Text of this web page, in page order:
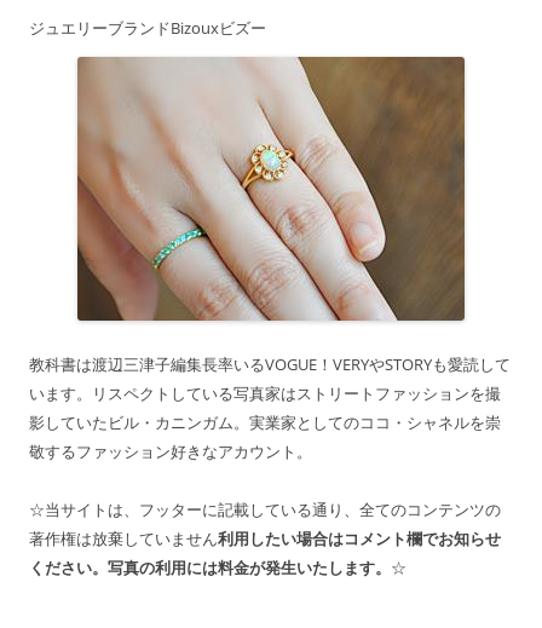
ジュエリーブランドBizouxビズー
教科書は渡辺三津子編集長率いるVOGUE！VERYやSTORYも愛読して
います。リスペクトしている写真家はストリートファッションを撮
影していたビル・カニンガム。実業家としてのココ・シャネルを崇
敬するファッション好きなアカウント。
☆当サイトは、フッターに記載している通り、全てのコンテンツの
著作権は放棄していません利用したい場合はコメント欄でお知らせ
ください。写真の利用には料金が発生いたします。 ☆